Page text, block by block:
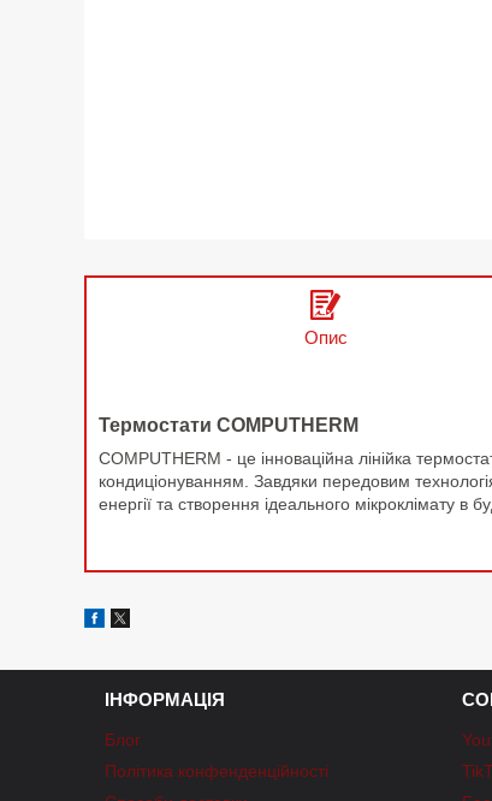
Опис
Термостати COMPUTHERM
COMPUTHERM - це інноваційна лінійка
кондиціонуванням. Завдяки передовим
енергії та створення ідеального мікроклімату в
ІНФОРМАЦІЯ
Блог
Політика конфенденційності